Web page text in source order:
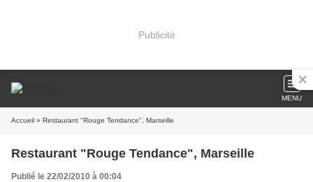
Publicité
MENU
Accueil » Restaurant "Rouge Tendance", Marseille
Restaurant "Rouge Tendance", Marseille
Publié le 22/02/2010 à 00:04